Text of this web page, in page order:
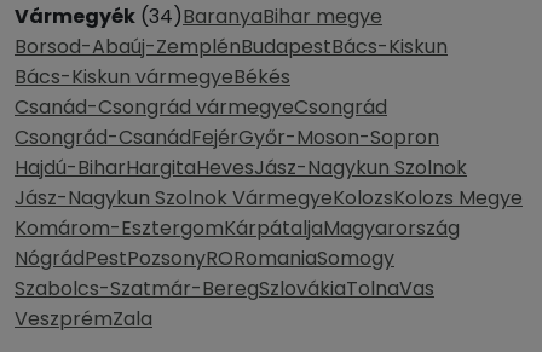
Vármegyék (34)BaranyaBihar megye
Borsod-Abaúj-ZemplénBudapestBács-Kiskun
Bács-Kiskun vármegyeBékés
Csanád-Csongrád vármegyeCsongrád
Csongrád-CsanádFejérGyőr-Moson-Sopron
Hajdú-BiharHargitaHevesJász-Nagykun Szolnok
Jász-Nagykun Szolnok VármegyeKolozsKolozs Megye
Komárom-EsztergomKárpátaljaMagyarország
NógrádPestPozsonyRORomaniaSomogy
Szabolcs-Szatmár-BeregSzlovákiaTolnaVas
VeszprémZala